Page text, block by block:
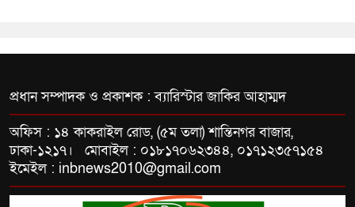
প্রধান সম্পাদক ও প্রকাশক : ব্যারিস্টার জাকির আহাম্মদ
অফিস : ১৪ কাকরাইল রোড, (৫ম তলা) শান্তিনগর বাজার,
ঢাকা-১২১৭। মোবাইল : ০১৮১৭০৬২৩৪৪, ০১৭১২৩৫৭১৫৪
ইমেইল : inbnews2010@gmail.com